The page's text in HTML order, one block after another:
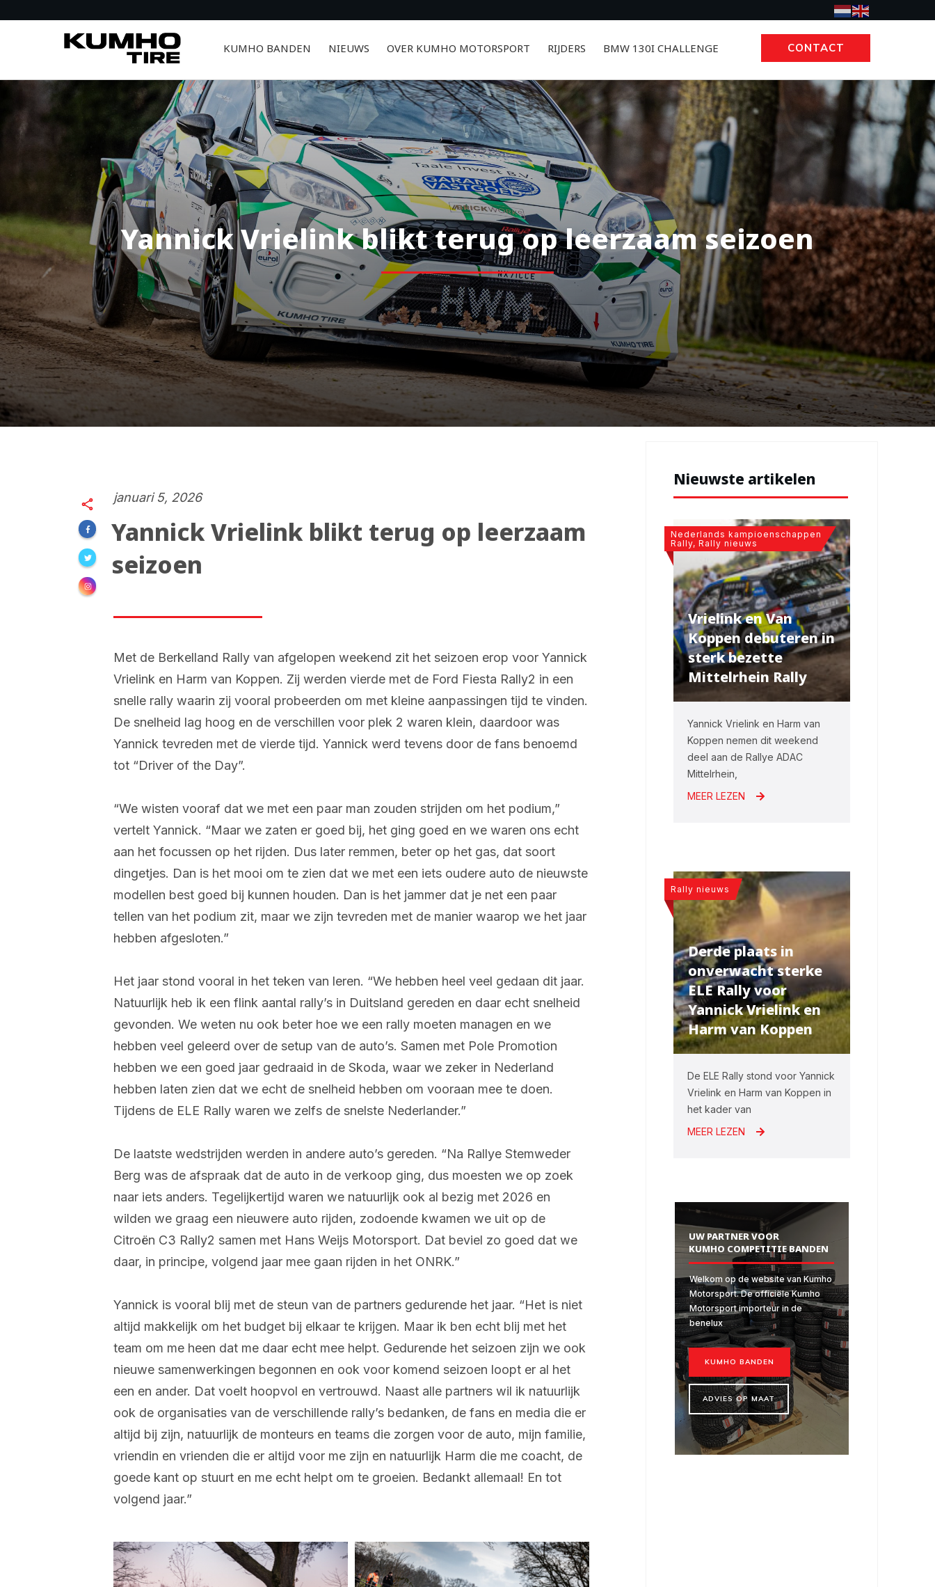
KUMHO BANDEN NIEUWS OVER KUMHO MOTORSPORT RIJDERS BMW 130I CHALLENGE CONTACT
Yannick Vrielink blikt terug op leerzaam seizoen
januari 5, 2026
Yannick Vrielink blikt terug op leerzaam
seizoen
Met de Berkelland Rally van afgelopen weekend zit het seizoen erop voor Yannick
Vrielink en Harm van Koppen. Zij werden vierde met de Ford Fiesta Rally2 in een
snelle rally waarin zij vooral probeerden om met kleine aanpassingen tijd te vinden.
De snelheid lag hoog en de verschillen voor plek 2 waren klein, daardoor was
Yannick tevreden met de vierde tijd. Yannick werd tevens door de fans benoemd
tot “Driver of the Day”.
“We wisten vooraf dat we met een paar man zouden strijden om het podium,”
vertelt Yannick. “Maar we zaten er goed bij, het ging goed en we waren ons echt
aan het focussen op het rijden. Dus later remmen, beter op het gas, dat soort
dingetjes. Dan is het mooi om te zien dat we met een iets oudere auto de nieuwste
modellen best goed bij kunnen houden. Dan is het jammer dat je net een paar
tellen van het podium zit, maar we zijn tevreden met de manier waarop we het jaar
hebben afgesloten.”
Het jaar stond vooral in het teken van leren. “We hebben heel veel gedaan dit jaar.
Natuurlijk heb ik een flink aantal rally’s in Duitsland gereden en daar echt snelheid
gevonden. We weten nu ook beter hoe we een rally moeten managen en we
hebben veel geleerd over de setup van de auto’s. Samen met Pole Promotion
hebben we een goed jaar gedraaid in de Skoda, waar we zeker in Nederland
hebben laten zien dat we echt de snelheid hebben om vooraan mee te doen.
Tijdens de ELE Rally waren we zelfs de snelste Nederlander.”
De laatste wedstrijden werden in andere auto’s gereden. “Na Rallye Stemweder
Berg was de afspraak dat de auto in de verkoop ging, dus moesten we op zoek
naar iets anders. Tegelijkertijd waren we natuurlijk ook al bezig met 2026 en
wilden we graag een nieuwere auto rijden, zodoende kwamen we uit op de
Citroën C3 Rally2 samen met Hans Weijs Motorsport. Dat beviel zo goed dat we
daar, in principe, volgend jaar mee gaan rijden in het ONRK.”
Yannick is vooral blij met de steun van de partners gedurende het jaar. “Het is niet
altijd makkelijk om het budget bij elkaar te krijgen. Maar ik ben echt blij met het
team om me heen dat me daar echt mee helpt. Gedurende het seizoen zijn we ook
nieuwe samenwerkingen begonnen en ook voor komend seizoen loopt er al het
een en ander. Dat voelt hoopvol en vertrouwd. Naast alle partners wil ik natuurlijk
ook de organisaties van de verschillende rally’s bedanken, de fans en media die er
altijd bij zijn, natuurlijk de monteurs en teams die zorgen voor de auto, mijn familie,
vriendin en vrienden die er altijd voor me zijn en natuurlijk Harm die me coacht, de
goede kant op stuurt en me echt helpt om te groeien. Bedankt allemaal! En tot
volgend jaar.”
Nieuwste artikelen
Nederlands kampioenschappen
Rally, Rally nieuws
Vrielink en Van
Koppen debuteren in
sterk bezette
Mittelrhein Rally
Yannick Vrielink en Harm van
Koppen nemen dit weekend
deel aan de Rallye ADAC
Mittelrhein,
MEER LEZEN
Rally nieuws
Derde plaats in
onverwacht sterke
ELE Rally voor
Yannick Vrielink en
Harm van Koppen
De ELE Rally stond voor Yannick
Vrielink en Harm van Koppen in
het kader van
MEER LEZEN
UW PARTNER VOOR
KUMHO COMPETITIE BANDEN
Welkom op de website van Kumho
Motorsport. De officiële Kumho
Motorsport importeur in de
benelux
KUMHO BANDEN
ADVIES OP MAAT